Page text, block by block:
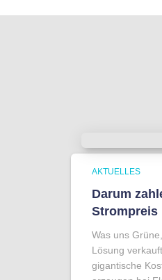
AKTUELLES
Darum
Strompreis
Was uns
Lösung
gigantische